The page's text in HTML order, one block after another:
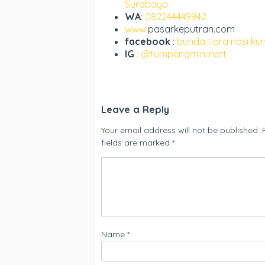
Surabaya.
WA: 082244449942
www.pasarkeputran.com
facebook : bunda tiara nasi
IG : @tumpengmini.nett
Leave a Reply
Your email address will not be published.
fields are marked *
Name *